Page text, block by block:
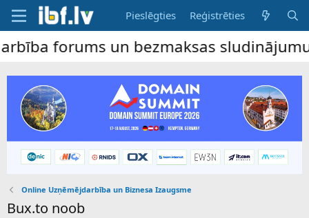
Pieslēgties Reģistrēties
un bezmaksas sludinājumu
Online Uzņēmējdarbība un Biznesa Izaugsme
Bux.to noob